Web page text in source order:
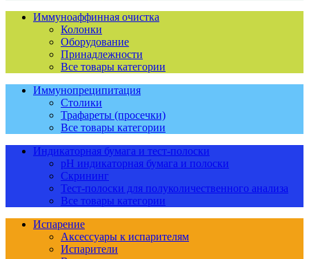
Иммуноаффинная очистка
Колонки
Оборудование
Принадлежности
Все товары категории
Иммунопреципитация
Столики
Трафареты (просечки)
Все товары категории
Индикаторная бумага и тест-полоски
pH индикаторная бумага и полоски
Скрининг
Тест-полоски для полуколичественного анализа
Все товары категории
Испарение
Аксессуары к испарителям
Испарители